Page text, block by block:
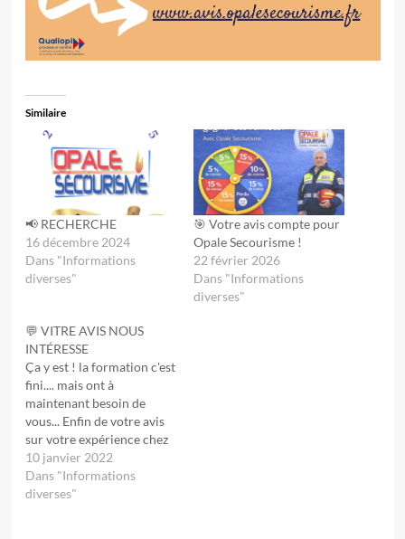
Similaire
📢 RECHERCHE
16 décembre 2024
Dans "Informations
diverses"
🎯 Votre avis compte pour
Opale Secourisme !
22 février 2026
Dans "Informations
diverses"
💬 VITRE AVIS NOUS
INTÉRESSE
Ça y est ! la formation c'est
fini.... mais ont à
maintenant besoin de
vous... Enfin de votre avis
sur votre expérience chez
nous 😉. Merci de prendre
quelques secondes pour
répondre à notre
10 janvier 2022
Dans "Informations
diverses"